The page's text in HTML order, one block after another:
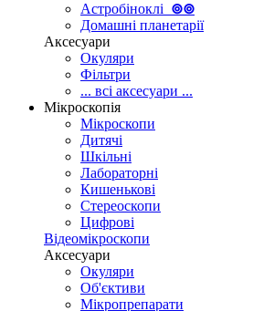
Астробіноклі ⊚⊚
Домашні планетарії
Аксесуари
Окуляри
Фільтри
... всі аксесуари ...
Мікроскопія
Мікроскопи
Дитячі
Шкільні
Лабораторні
Кишенькові
Стереоскопи
Цифрові
Відеомікроскопи
Аксесуари
Окуляри
Об'єктиви
Мікропрепарати